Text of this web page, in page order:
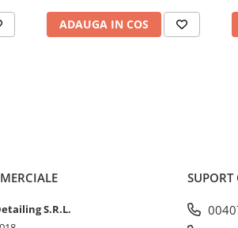
ADAUGA IN COS
S.R.L.
SUPORT